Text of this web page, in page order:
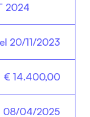
2024
20/11/2023
€ 14.400,00
08/04/2025